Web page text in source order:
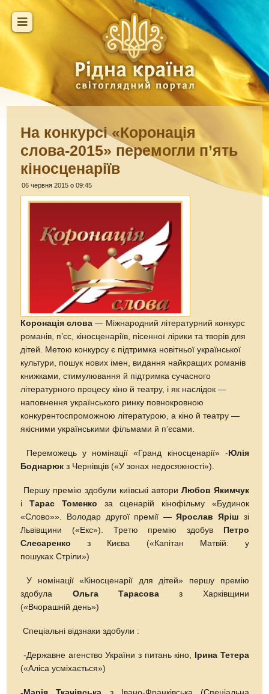
На конкурсі «Коронація
слова-2015» перемогли п’ять
кіносценаріїв
06 червня 2015 о 09:45
Коронація слова — Міжнародний літературний конкурс
романів, п’єс, кіносценаріїв, пісенної лірики та творів для
дітей. Метою конкурсу є підтримка новітньої української
культури, пошук нових імен, видання найкращих романів
книжками, стимулювання й підтримка сучасного
літературного процесу кіно й театру, і як наслідок —
наповнення українського ринку повнокровною
конкурентоспроможною літературою, а кіно й театру —
якісними українськими фільмами й п’єсами.
Переможець у номінації «Гранд кіносценарії» - Юлія
Боднарюк з Чернівців («У зонах недосяжності»).
Першу премію здобули київські автори Любов Якимчук
і Тарас Томенко за сценарій кінофільму «Будинок
«Слово»». Володар другої премії —Ярослав Яріш зі
Львівщини («Екс»). Третю премію здобув
Петро
Слесаренко з Києва («Капітан Матвій: у
пошуках Стріли»)
У номінації «Кіносценарії для дітей» першу премію
здобула Ольга Тарасова з Харківщини
(«Вчорашній день»)
Спеціальні відзнаки здобули :
-Державне агенство України з питань кіно, Ірина Тетера
(«Аліса усміхається»)